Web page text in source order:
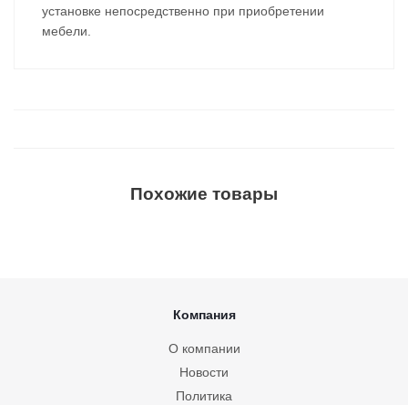
установке непосредственно при приобретении
мебели.
Похожие товары
Компания
О компании
Новости
Политика